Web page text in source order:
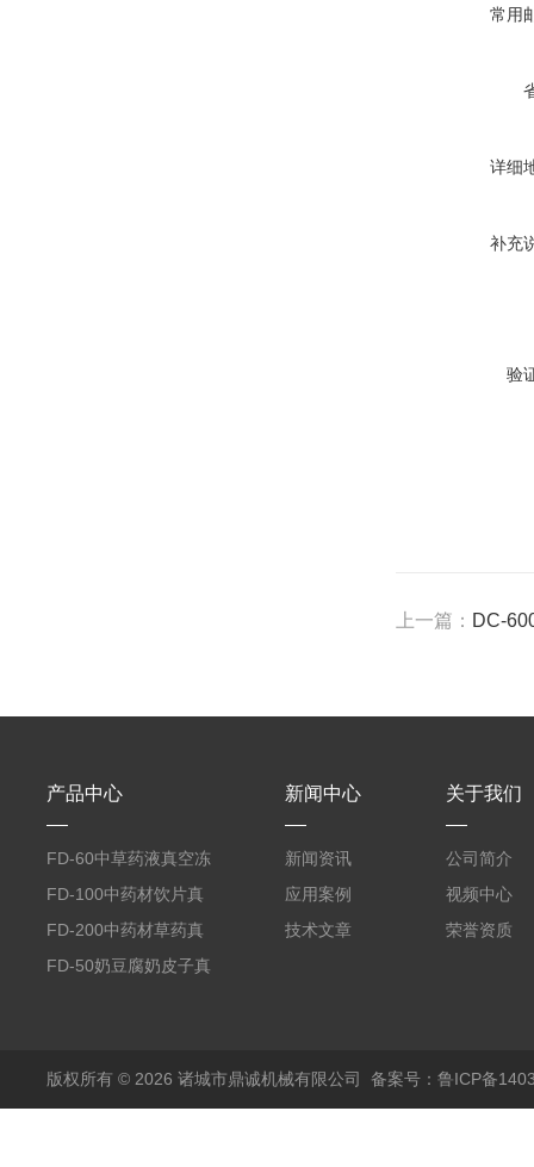
常用
详细
补充
验
上一篇： DC-
产品中心
FD-60中草药液真空冻
干机
FD-100中药材饮片真
空冻干机
FD-200中药材草药真
空冻干机
FD-50奶豆腐奶皮子真
新闻中心
新闻资讯
应用案例
技术文章
关于我们
公司简介
视频中心
荣誉资质
版权所有 © 2026 诸城市鼎诚机械有限公司 备案号：鲁ICP备